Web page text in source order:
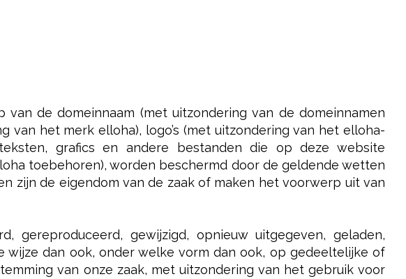
de domeinnaam (met uitzondering van de domeinnamen
het merk elloha), logo’s (met uitzondering van het elloha-
teksten, grafics en andere bestanden die op deze website
toebehoren), worden beschermd door de geldende wetten
zijn de eigendom van de zaak of maken het voorwerp uit van
gereproduceerd, gewijzigd, opnieuw uitgegeven, geladen,
dan ook, onder welke vorm dan ook, op gedeeltelijke of
van onze zaak, met uitzondering van het gebruik voor